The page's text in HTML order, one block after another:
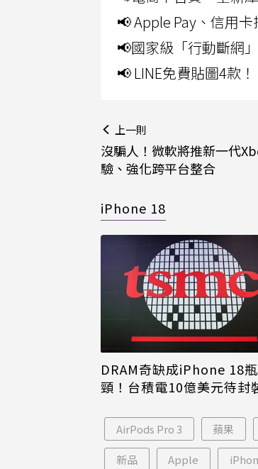
📢 Apple Pay、信用
📢國家級「行動斷網
📢 LINE免費貼圖4款
上一則
沒騙人！微軟將推新一代
驗、強化跨平台整合
iPhone 18
DRAM奇缺成iPhone 18瓶
頸！台積電10億美元待封
AirPods Pro 3 蘋果
新品 Apple